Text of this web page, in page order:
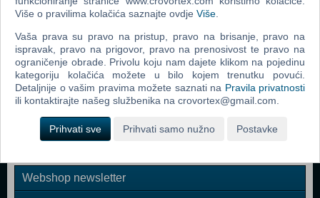
Destruction All Stars (PS 5)
Assassin's Creed Valhalla Drakkar Special Day 1 Edition
(PS 5)
Balan Wonderworld (PS 5)
The Pathless (N) (PS 5)
Webshop newsletter
Više o pravilima kolačića saznajte ovdje Više
Vaša prava su pravo na pristup, pravo na brisanje, pravo na
ispravak, pravo na prigovor, pravo na prenosivost te pravo na
ograničenje obrade. Privolu koju nam dajete klikom na pojedinu
kategoriju kolačića možete u bilo kojem trenutku povući.
Detaljnije o vašim pravima možete saznati na Pravila privatnosti
ili kontaktirajte našeg službenika na crovortex@gmail.com.
Prihvati sve Prihvati samo nužno Postavke